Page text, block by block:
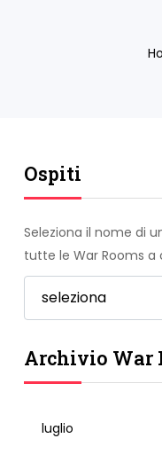
Ospiti
Seleziona il nome di
tutte le War Rooms a
Archivio War
luglio